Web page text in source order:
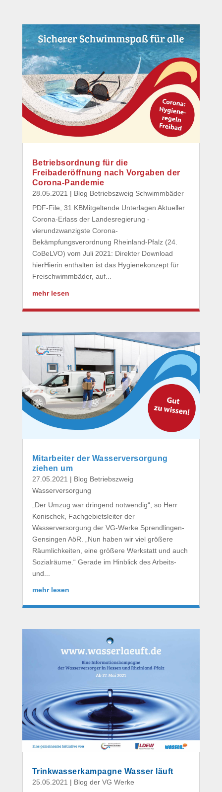
Betriebsordnung für die
Freibaderöffnung nach Vorgaben der
Corona-Pandemie
28.05.2021 | Blog Betriebszweig Schwimmbäder
PDF-File, 31 KBMitgeltende Unterlagen Aktueller
Corona-Erlass der Landesregierung -
vierundzwanzigste Corona-
Bekämpfungsverordnung Rheinland-Pfalz (24.
CoBeLVO) vom Juli 2021: Direkter Download
hierHierin enthalten ist das Hygienekonzept für
Freischwimmbäder, auf...
mehr lesen
Mitarbeiter der Wasserversorgung
ziehen um
27.05.2021 | Blog Betriebszweig
Wasserversorgung
„Der Umzug war dringend notwendig“, so Herr
Konischek, Fachgebietsleiter der
Wasserversorgung der VG-Werke Sprendlingen-
Gensingen AöR. „Nun haben wir viel größere
Räumlichkeiten, eine größere Werkstatt und auch
Sozialräume.“ Gerade im Hinblick des Arbeits-
und...
mehr lesen
Trinkwasserkampagne Wasser läuft
25.05.2021 | Blog der VG Werke